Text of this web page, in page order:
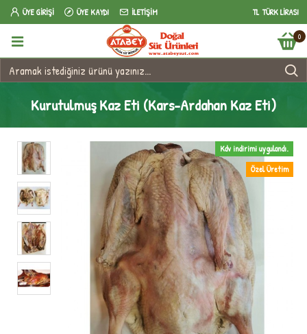
ÜYE GIRIŞI ÜYE KAYDI İLETIŞIM TL TÜRK LIRASI
0
Kurutulmuş Kaz Eti (Kars-Ardahan Kaz Eti)
Özel Üretim
Kdv indirimi uygulandı.